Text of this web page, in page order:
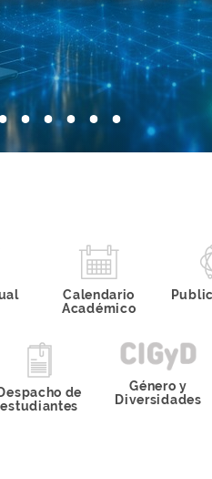
Se reciben
de
Calendario
Académico
Despacho de
estudiantes
Género y
Diversidades